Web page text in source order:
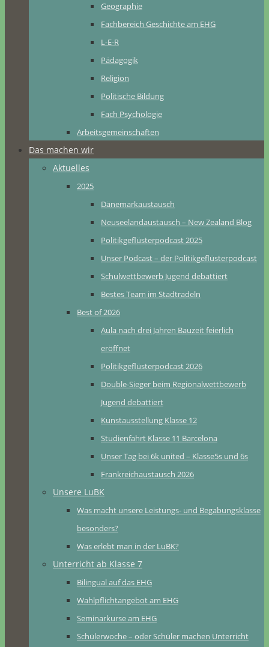
Geographie
Fachbereich Geschichte am EHG
L-E-R
Pädagogik
Religion
Politische Bildung
Fach Psychologie
Arbeitsgemeinschaften
Das machen wir
Aktuelles
2025
Dänemarkaustausch
Neuseelandaustausch – New Zealand Blog
Politikgeflüsterpodcast 2025
Unser Podcast – der Politikgeflüsterpodcast
Schulwettbewerb Jugend debattiert
Bestes Team im Stadtradeln
Best of 2026
Aula nach drei Jahren Bauzeit feierlich
eröffnet
Politikgeflüsterpodcast 2026
Double-Sieger beim Regionalwettbewerb
Jugend debattiert
Kunstausstellung Klasse 12
Studienfahrt Klasse 11 Barcelona
Unser Tag bei 6k united – Klasse5s und 6s
Frankreichaustausch 2026
Unsere LuBK
Was macht unsere Leistungs- und Begabungsklasse
besonders?
Was erlebt man in der LuBK?
Unterricht ab Klasse 7
Bilingual auf das EHG
Wahlpflichtangebot am EHG
Seminarkurse am EHG
Schülerwoche – oder Schüler machen Unterricht